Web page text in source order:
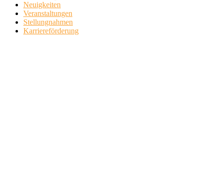
Neuigkeiten
Veranstaltungen
Stellungnahmen
Karriereförderung